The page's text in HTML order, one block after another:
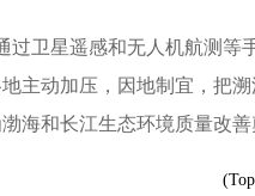
卫星遥感和无人机航测等
主动加压，因地制宜，把
海和长江生态环境质量改善